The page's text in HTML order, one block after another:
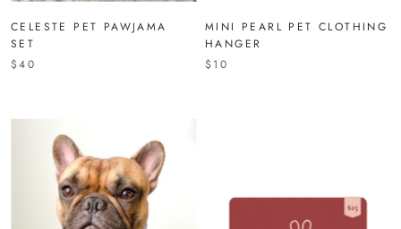
CELESTE PET PAWJAMA
SET
$40
MINI PEARL PET CLOTHING
HANGER
$10